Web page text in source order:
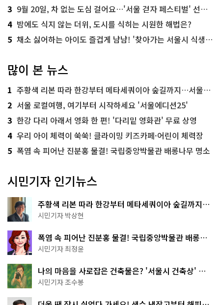
3 9월 20일, 차 없는 도심 걸어요…'서울 걷자 페스티벌' 선착순 5천명
4 밤에도 식지 않는 더위, 도시를 식히는 시원한 해법은?
5 채소 싫어하는 아이도 즐겁게 냠냠! '찾아가는 서울시 식생활 교육' 현장
많이 본 뉴스
1 주황색 리본 따라 한강부터 메타세쿼이아 숲길까지…서울둘레길 15코스
2 서울 로컬여행, 여기부터 시작하세요 '서울에디션25'
3 한강 다리 아래서 영화 한 편! '다리밑 영화관' 무료 상영
4 우리 아이 체력이 쑥쑥! 클라이밍 키즈카페·어린이 체력장
5 폭염 속 피어난 진분홍 물결! 국립중앙박물관 배롱나무 명소
시민기자 인기뉴스
주황색 리본 따라 한강부터 메타세쿼이아 숲길까지…
서울둘레길 15코스
시민기자 박상현
폭염 속 피어난 진분홍 물결! 국립중앙박물관 배롱나
무 명소
시민기자 최정윤
나의 마음을 사로잡은 건축물은? '서울시 건축상' 수
상작 공개!
시민기자 조수봉